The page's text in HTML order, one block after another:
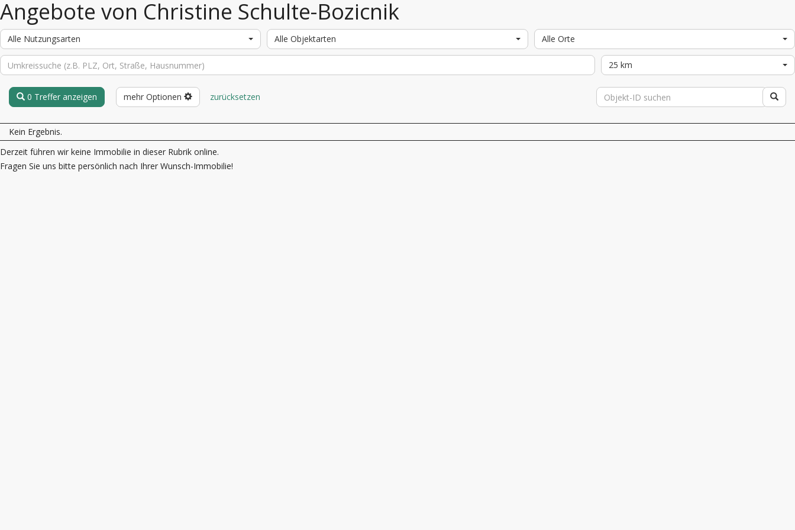
Angebote von Christine Schulte-Bozicnik
Alle Nutzungsarten Alle Objektarten Alle Orte
25 km
0 Treffer anzeigen mehr Optionen zurücksetzen
Kein Ergebnis.
Derzeit führen wir keine Immobilie in dieser Rubrik online.
Fragen Sie uns bitte persönlich nach Ihrer Wunsch-Immobilie!